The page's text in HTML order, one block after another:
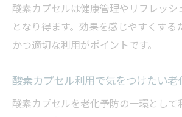
酸素カプセルは健康管理やリフレッシ
となり得ます。効果を感じやすくする
かつ適切な利用がポイントです。
酸素カプセル利用で気をつけたい老
酸素カプセルを老化予防の一環として